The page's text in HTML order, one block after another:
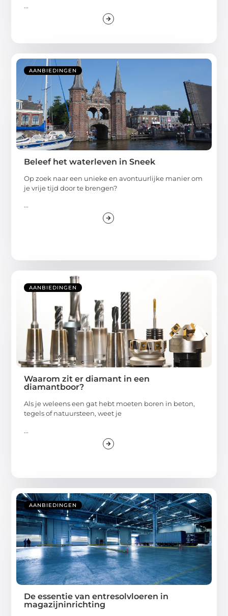
...
AANBIEDINGEN
Beleef het waterleven in Sneek
Op zoek naar een unieke en avontuurlijke manier om
je vrije tijd door te brengen?
...
AANBIEDINGEN
Waarom zit er diamant in een
diamantboor?
Als je weleens een gat hebt moeten boren in beton,
tegels of natuursteen, weet je
...
AANBIEDINGEN
De essentie van entresolvloeren in
magazijninrichting